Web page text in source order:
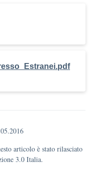
articolo è stato rilasciato
3.0 Italia.